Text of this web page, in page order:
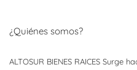
¿Quiénes somos?
ALTOSUR BIENES RAICES Surge